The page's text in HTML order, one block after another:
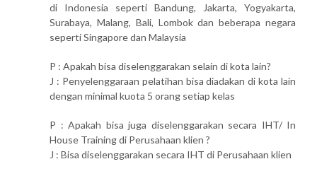
di Indonesia seperti Bandung, Jakarta, Yogyakarta,
Surabaya, Malang, Bali, Lombok dan beberapa negara
seperti Singapore dan Malaysia
P : Apakah bisa diselenggarakan selain di kota lain?
J : Penyelenggaraan pelatihan bisa diadakan di kota lain
dengan minimal kuota 5 orang setiap kelas
P : Apakah bisa juga diselenggarakan secara IHT/ In
House Training di Perusahaan klien ?
J : Bisa diselenggarakan secara IHT di Perusahaan klien